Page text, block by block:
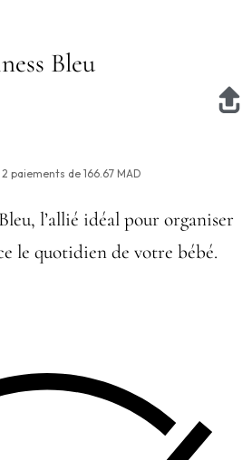
Bleu
2 paiements de 166.67 MAD
l’allié idéal pour organiser
le quotidien de votre bébé.